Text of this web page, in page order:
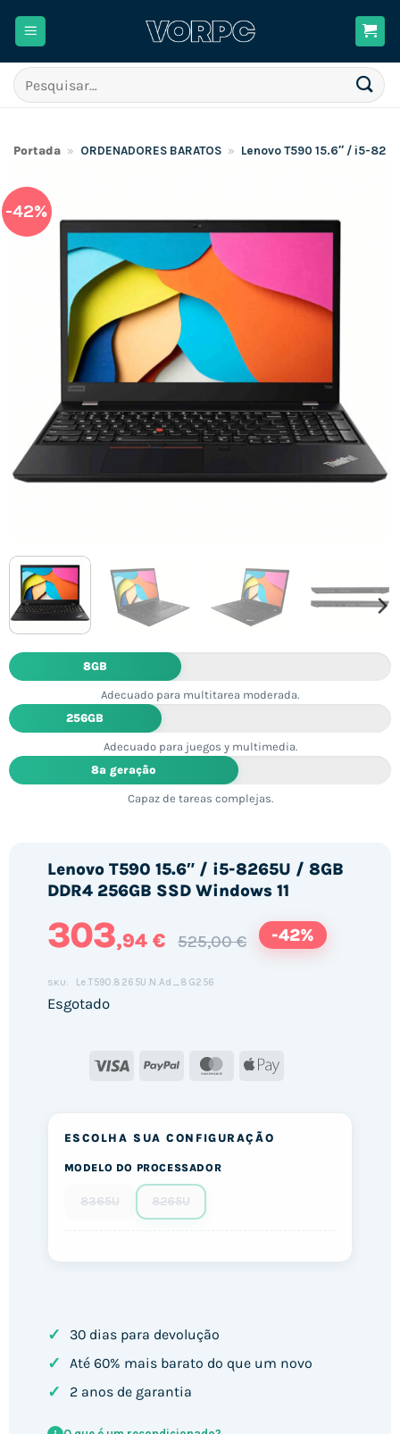
Pesquisar
por:
Portada » ORDENADORES BARATOS » Lenovo T590 15.6″ / i5-
-42%
8GB
Adecuado para multitarea moderada.
256GB
Adecuado para juegos y multimedia.
8ª geração
Capaz de tareas complejas.
Lenovo T590 15.6″ / i5-8265U / 8GB
DDR4 256GB SSD Windows 11
303,94 € 525,00 € -42%
SKU: Le.T590.8265U.N.Ad_8G256
Esgotado
Visa PayPal MasterCard
Apple
ESCOLHA SUA CONFIGURAÇÃO
MODELO DO PROCESSADOR
8365U 8265U
✓ 30 dias para devolução
✓ Até 60% mais barato do que um novo
✓ 2 anos de garantia